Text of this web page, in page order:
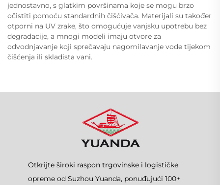
jednostavno, s glatkim površinama koje se mogu brzo
očistiti pomoću standardnih čišćivača. Materijali su također
otporni na UV zrake, što omogućuje vanjsku upotrebu bez
degradacije, a mnogi modeli imaju otvore za
odvodnjavanje koji sprečavaju nagomilavanje vode tijekom
čišćenja ili skladista vani.
Otkrijte široki raspon trgovinske i logističke
opreme od Suzhou Yuanda, ponuđujući 100+